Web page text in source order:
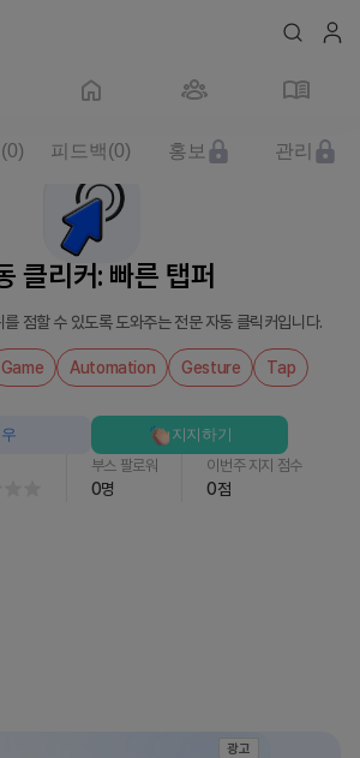
클리커: 빠른 탭퍼
점할 수 있도록 도와주는 전문 자동 클릭커입니다.
Game Automation Gesture Tap
부스 팔로워
0명
이번주 지지 점수
0점
지지하기
(0) 피드백 (0) 홍보 관리
광고